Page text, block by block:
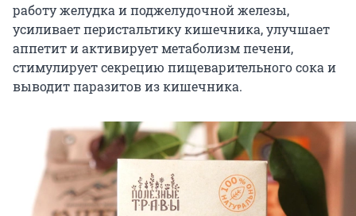
работу желудка и поджелудочной железы,
усиливает перистальтику кишечника, улучшает
аппетит и активирует метаболизм печени,
стимулирует секрецию пищеварительного сока и
выводит паразитов из кишечника.